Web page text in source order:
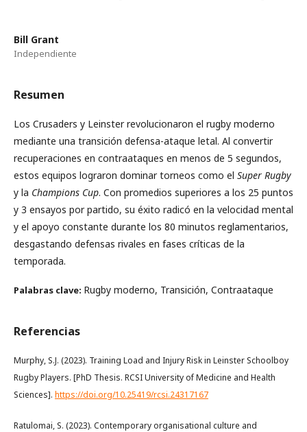
Bill Grant
Independiente
Resumen
Los Crusaders y Leinster revolucionaron el rugby moderno
mediante una transición defensa-ataque letal. Al convertir
recuperaciones en contraataques en menos de 5 segundos,
estos equipos lograron dominar torneos como el Super Rugby
y la Champions Cup. Con promedios superiores a los 25 puntos
y 3 ensayos por partido, su éxito radicó en la velocidad mental
y el apoyo constante durante los 80 minutos reglamentarios,
desgastando defensas rivales en fases críticas de la
temporada.
Palabras clave: Rugby moderno, Transición, Contraataque
Referencias
Murphy, S.J. (2023). Training Load and Injury Risk in Leinster Schoolboy
Rugby Players. [PhD Thesis. RCSI University of Medicine and Health
Sciences]. https://doi.org/10.25419/rcsi.24317167
Ratulomai, S. (2023). Contemporary organisational culture and